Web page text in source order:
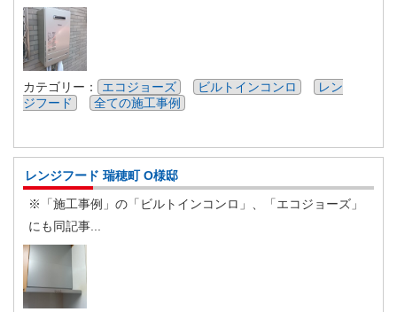
カテゴリー： エコジョーズ ビルトインコンロ
レン
ジフード
全ての施工事例
レンジフード 瑞穂町 O様邸
※「施工事例」の「ビルトインコンロ」、「エコジョーズ」
にも同記事...